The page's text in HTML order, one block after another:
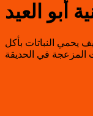
أبو العيد
يحمي النباتات بأكل